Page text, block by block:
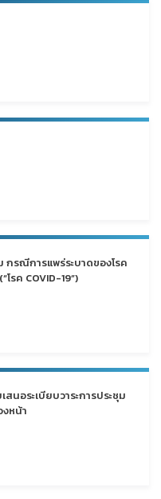
กรณีการแพร่ระบาดของโรค
รค COVID-19”)
อระเบียบวาระการประชุม
หน้า